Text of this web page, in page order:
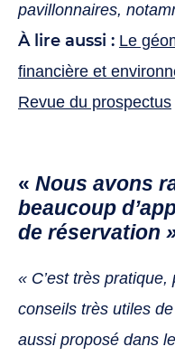
pavillonnaires,
À lire aussi : Le
financière et
Revue du prospectus
« Nous avons
beaucoup
de réservation
« C’est très
conseils très utiles
aussi proposé dans